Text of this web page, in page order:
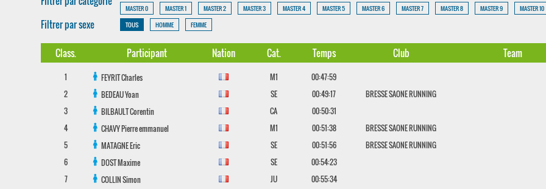
MASTER 0
MASTER 1 MASTER 2 MASTER 3 MASTER 4 MASTER 5 MASTER 6 MASTER 7 MASTER 8 MASTER 9 MASTER 10
Filtrer par sexe TOUS HOMME FEMME
Class. Participant Nation Cat. Temps Club Team
1 FEYRITCharles M1
00:47:59
2
BEDEAUYoan SE 00:49:17
BRESSE SAONE RUNNING
3
BILBAULTCorentin CA
00:50:31
4
CHAVYPierre emmanuel M1 00:51:38
BRESSE SAONE RUNNING
5
MATAGNEEric SE 00:51:56
BRESSE SAONE RUNNING
6
DOSTMaxime SE
00:54:23
7
COLLINSimon JU
00:55:34